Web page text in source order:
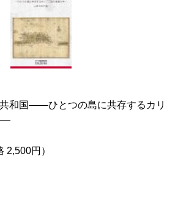
和国――ひとつの島に共存するカリ
2,500円）